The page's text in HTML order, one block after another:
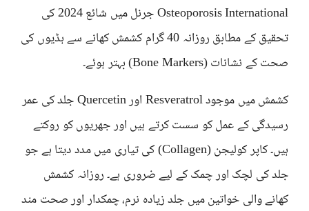
Osteoporosis International جرنل میں شائع 2024 کی
تحقیق کے مطابق روزانہ 40 گرام کشمش کھانے سے ہڈیوں کی
صحت کے نشانات (Bone Markers) بہتر ہوئے۔
کشمش میں موجود Resveratrol اور Quercetin جلد کی عمر
رسیدگی کے عمل کو سست کرتے ہیں اور جھریوں کو روکتے
ہیں۔ کاپر کولیجن (Collagen) کی تیاری میں مدد دیتا ہے جو
جلد کی لچک اور چمک کے لیے ضروری ہے۔ روزانہ کشمش
کھانے والی خواتین میں جلد زیادہ نرم، چمکدار اور صحت مند